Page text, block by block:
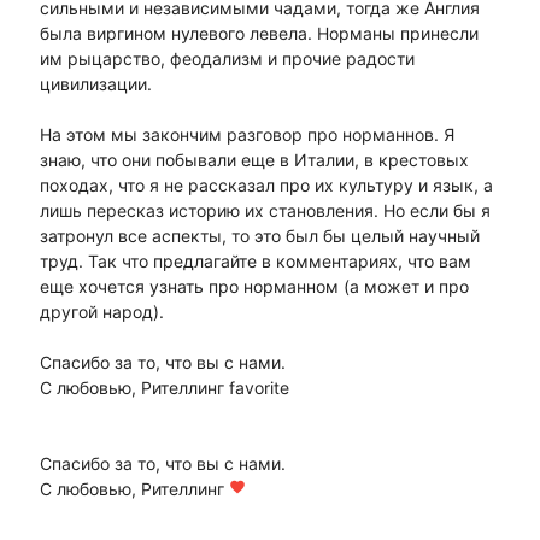
сильными и независимыми чадами, тогда же Англия
была виргином нулевого левела. Норманы принесли
им рыцарство, феодализм и прочие радости
цивилизации.
На этом мы закончим разговор про норманнов. Я
знаю, что они побывали еще в Италии, в крестовых
походах, что я не рассказал про их культуру и язык, а
лишь пересказ историю их становления. Но если бы я
затронул все аспекты, то это был бы целый научный
труд. Так что предлагайте в комментариях, что вам
еще хочется узнать про норманном (а может и про
другой народ).
Спасибо за то, что вы с нами.
С любовью, Рителлинг favorite
Спасибо за то, что вы с нами.
С любовью, Рителлинг favorite